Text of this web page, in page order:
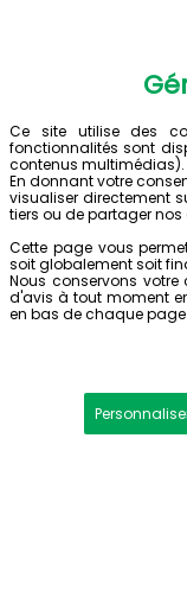
Ce site utilise des
fonctionnalités sont
contenus multimédias).
En donnant votre
visualiser directement
tiers ou de partager nos
Cette page vous
soit globalement soit
Nous conservons
d'avis à tout moment
en bas de chaque page